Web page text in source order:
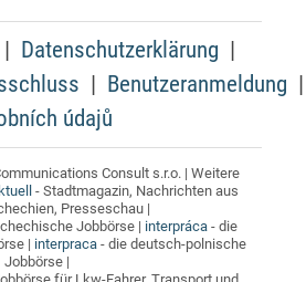
Datenschutzerklärung
Benutzeranmeldung
údajů
Consult s.r.o. | Weitere
- Stadtmagazin, Nachrichten aus
Presseschau |
Jobbörse | interpráca- die
| interpraca- die deutsch-polnische
Jobbörse |